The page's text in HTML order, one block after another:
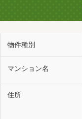
物件種別
マンション名
住所